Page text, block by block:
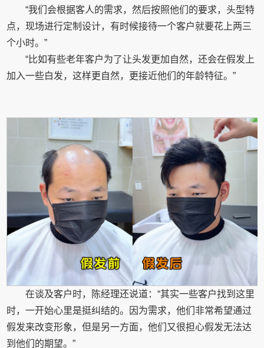
“我们会根据客人的需求，然后按照他们的要求，头型特
点，现场进行定制设计，有时候接待一个客户就要花上两三
个小时。”
“比如有些老年客户为了让头发更加自然，还会在假发上
加入一些白发，这样更自然，更接近他们的年龄特征。”
在谈及客户时，陈经理还说道：“其实一些客户找到这里
时，一开始心里是挺纠结的。因为需求，他们非常希望通过
假发来改变形象，但是另一方面，他们又很担心假发无法达
到他们的期望。”